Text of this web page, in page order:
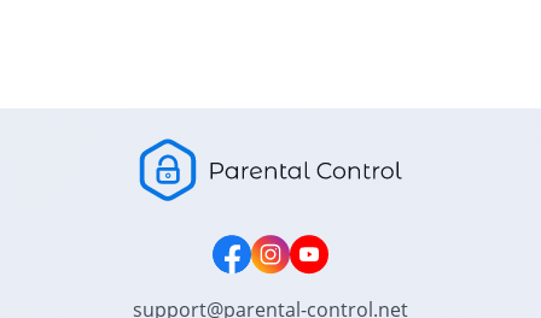
support@parental-control.net